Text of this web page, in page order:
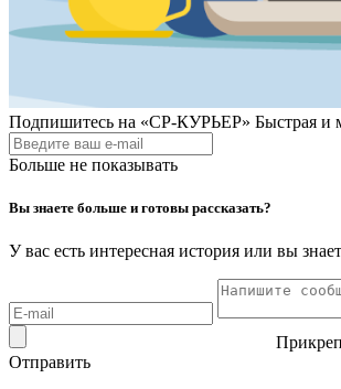
Подпишитесь на «СР-КУРЬЕР» Быстрая и
Больше не показывать
Вы знаете больше и готовы рассказать?
У вас есть интересная история или вы
Отправить